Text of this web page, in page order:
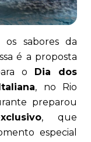
sabores da
é a proposta
o
Dia dos
, no Rio
preparou
, que
especial